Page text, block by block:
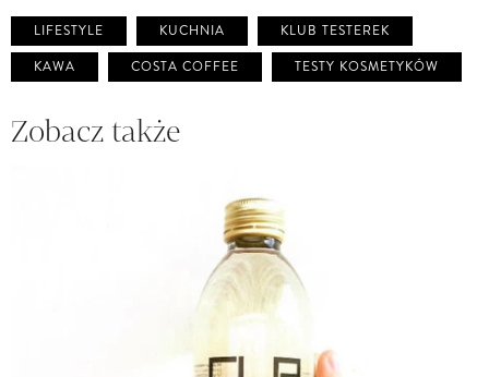
LIFESTYLE KUCHNIA
KLUB TESTEREK
KAWA
COSTA COFFEE TESTY KOSMETYKÓW
Zobacz także